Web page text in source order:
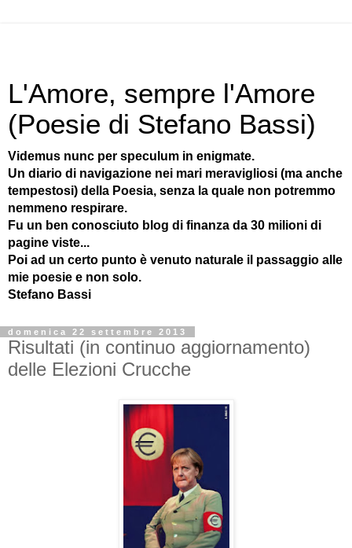
L'Amore, sempre l'Amore
(Poesie di Stefano Bassi)
Videmus nunc per speculum in enigmate.
Un diario di navigazione nei mari meravigliosi (ma anche
tempestosi) della Poesia, senza la quale non potremmo
nemmeno respirare.
Fu un ben conosciuto blog di finanza da 30 milioni di
pagine viste...
Poi ad un certo punto è venuto naturale il passaggio alle
mie poesie e non solo.
Stefano Bassi
domenica 22 settembre 2013
Risultati (in continuo aggiornamento)
delle Elezioni Crucche